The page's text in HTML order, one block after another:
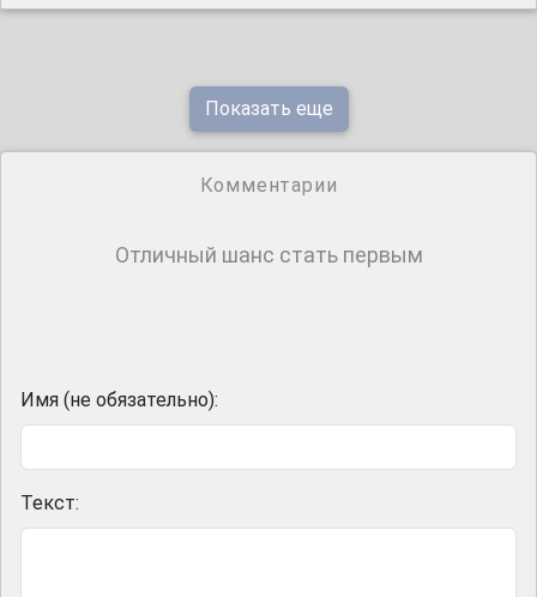
Показать еще
Комментарии
Отличный шанс стать первым
Имя (не обязательно):
Текст: